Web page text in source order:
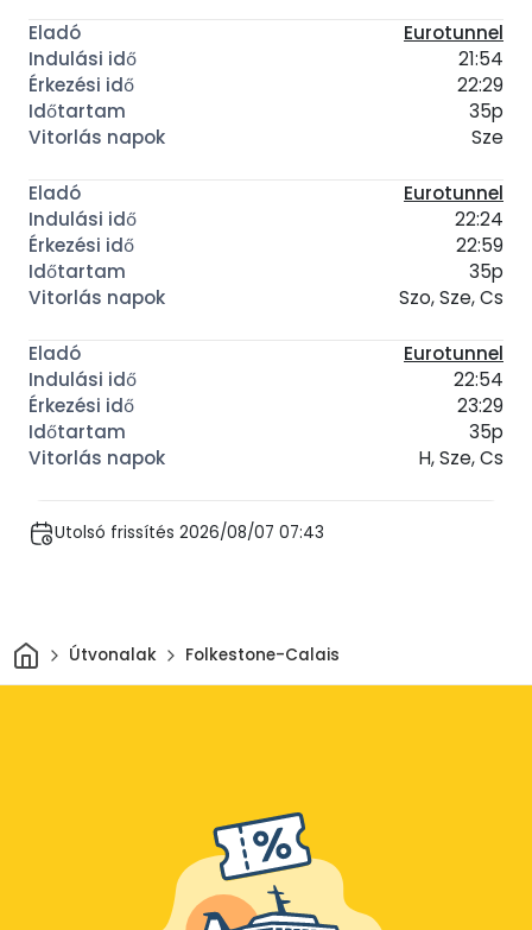
Eurotunnel
21:54
22:29
35p
Sze
Eurotunnel
22:24
22:59
35p
Szo, Sze, Cs
Eurotunnel
22:54
23:29
35p
H, Sze, Cs
Utolsó frissítés 2026/08/07 07:43
Otthon
Útvonalak Folkestone-Calais